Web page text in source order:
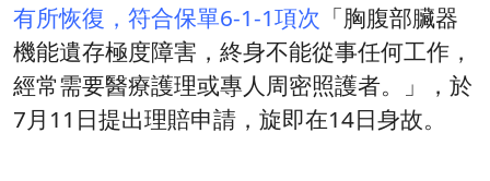
有所恢復，符合保單6-1-1項次 「胸腹部臟器
機能遺存極度障害，終身不能從事任何工作，
經常需要醫療護理或專人周密照護者。」，於
7月11日提出理賠申請，旋即在14日身故。